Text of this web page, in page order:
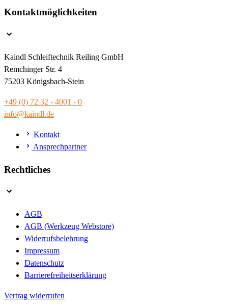
Kontaktmöglichkeiten
Kaindl Schleiftechnik Reiling GmbH
Remchinger Str. 4
75203 Königsbach-Stein
+49 (0) 72 32 - 4001 - 0
info@kaindl.de
Kontakt
Ansprechpartner
Rechtliches
AGB
AGB (Werkzeug Webstore)
Widerrufsbelehrung
Impressum
Datenschutz
Barrierefreiheitserklärung
Vertrag widerrufen